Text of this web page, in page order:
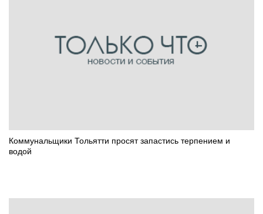
Коммунальщики Тольятти просят запастись терпением и
водой